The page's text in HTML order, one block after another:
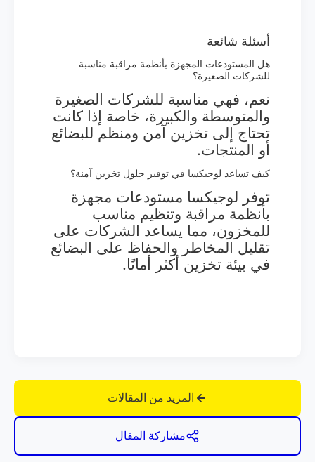
أسئلة شائعة
هل المستودعات المجهزة بأنظمة مراقبة مناسبة
للشركات الصغيرة؟
نعم، فهي مناسبة للشركات الصغيرة
والمتوسطة والكبيرة، خاصة إذا كانت
تحتاج إلى تخزين آمن ومنظم للبضائع
أو المنتجات.
كيف تساعد لوجيكسا في توفير حلول تخزين آمنة؟
توفر لوجيكسا مستودعات مجهزة
بأنظمة مراقبة وتنظيم مناسب
للمخزون، مما يساعد الشركات على
تقليل المخاطر والحفاظ على البضائع
في بيئة تخزين أكثر أمانًا.
المزيد من المقالات
مشاركة المقال